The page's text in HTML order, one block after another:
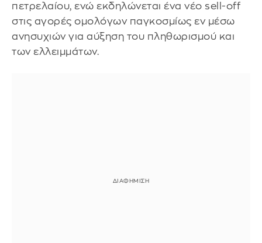
πετρελαίου, ενώ εκδηλώνεται ένα νέο sell-off
στις αγορές ομολόγων παγκοσμίως εν μέσω
ανησυχιών για αύξηση του πληθωρισμού και
των ελλειμμάτων.